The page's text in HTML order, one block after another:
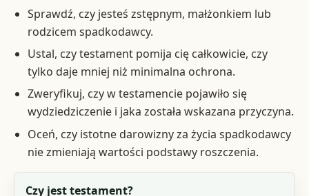
Sprawdź, czy jesteś zstępnym, małżonkiem lub
rodzicem spadkodawcy.
Ustal, czy testament pomija cię całkowicie, czy
tylko daje mniej niż minimalna ochrona.
Zweryfikuj, czy w testamencie pojawiło się
wydziedziczenie i jaka została wskazana przyczyna.
Oceń, czy istotne darowizny za życia spadkodawcy
nie zmieniają wartości podstawy roszczenia.
Pytanie startowe
Czy jest testament?